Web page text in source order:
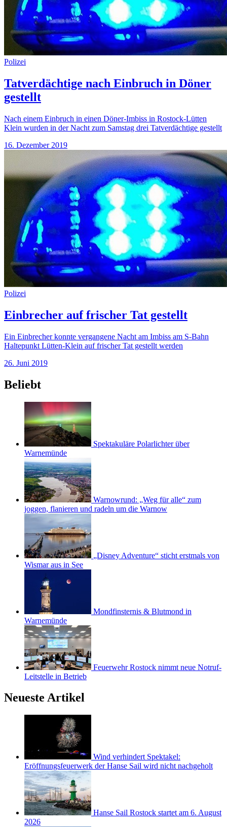
Polizei
Tatverdächtige nach Einbruch in Döner
gestellt
Nach einem Einbruch in einen Döner-Imbiss in Rostock-Lütten
Klein wurden in der Nacht zum Samstag drei Tatverdächtige gestellt
16. Dezember 2019
Polizei
Einbrecher auf frischer Tat gestellt
Ein Einbrecher konnte vergangene Nacht am Imbiss am S-Bahn
Haltepunkt Lütten-Klein auf frischer Tat gestellt werden
26. Juni 2019
Beliebt
Spektakuläre Polarlichter über
Warnemünde
Warnowrund: „Weg für alle“ zum
joggen, flanieren und radeln um die Warnow
„Disney Adventure“ sticht erstmals von
Wismar aus in See
Mondfinsternis & Blutmond in
Warnemünde
Feuerwehr Rostock nimmt neue Notruf-
Leitstelle in Betrieb
Neueste Artikel
Wind verhindert Spektakel:
Eröffnungsfeuerwerk der Hanse Sail wird nicht nachgeholt
Hanse Sail Rostock startet am 6. August
2026